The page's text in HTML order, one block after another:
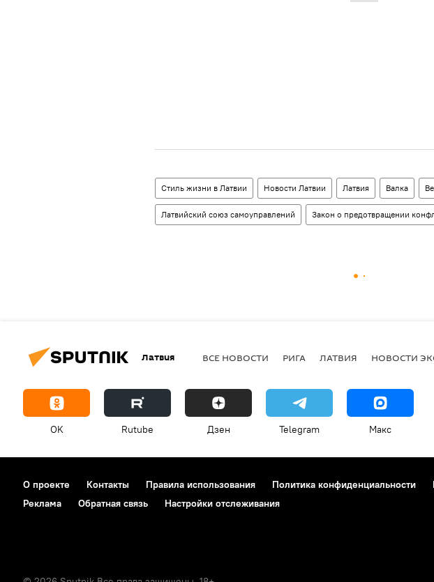
Стиль жизни в Латвии Новости Латвии Латвия Валка
Латвийский союз самоуправлений Закон о предотвращении
Латвия ВСЕ НОВОСТИ РИГА ЛАТВИЯ НОВОСТИ
OK Rutube Дзен Telegram Макс
О проекте Контакты Правила использования Политика конфиденциальности
Реклама
Обратная связь Настройки отслеживания